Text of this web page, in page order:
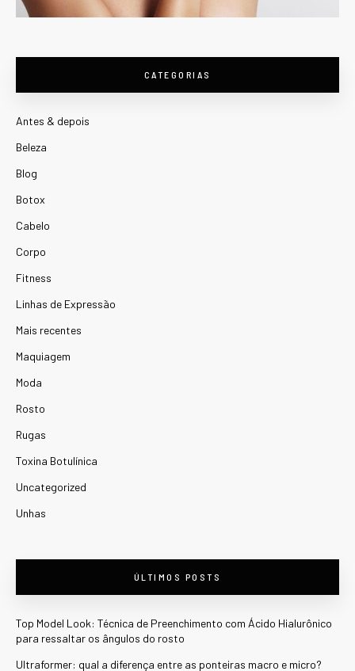
CATEGORIAS
Antes & depois
Beleza
Blog
Botox
Cabelo
Corpo
Fitness
Linhas de Expressão
Mais recentes
Maquiagem
Moda
Rosto
Rugas
Toxina Botulínica
Uncategorized
Unhas
ÚLTIMOS POSTS
Top Model Look: Técnica de Preenchimento com Ácido Hialurônico
para ressaltar os ângulos do rosto
Ultraformer: qual a diferença entre as ponteiras macro e micro?